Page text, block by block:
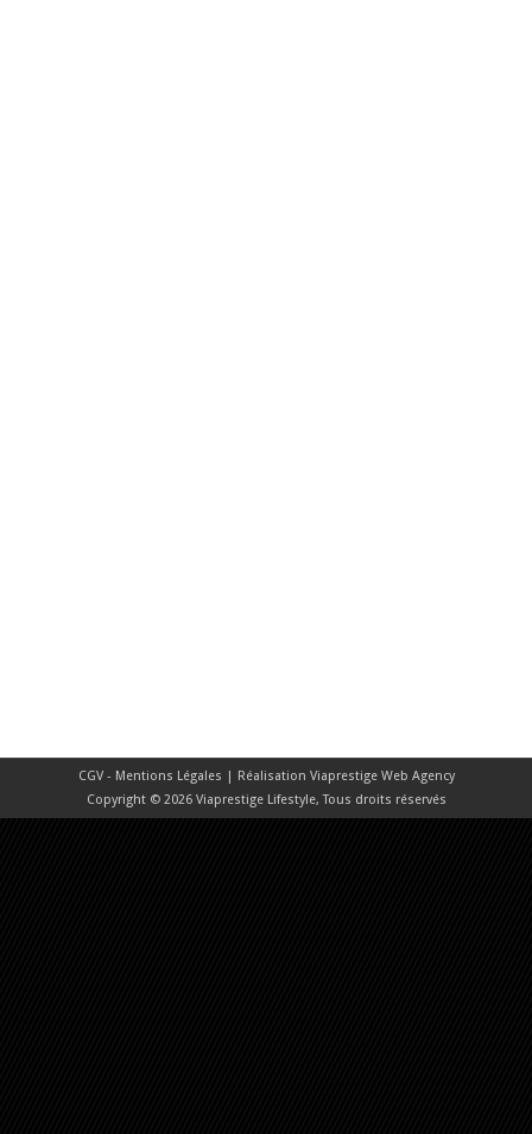
CGV - Mentions Légales | Réalisation Viaprestige Web Agency
Copyright © 2026 Viaprestige Lifestyle, Tous droits réservés